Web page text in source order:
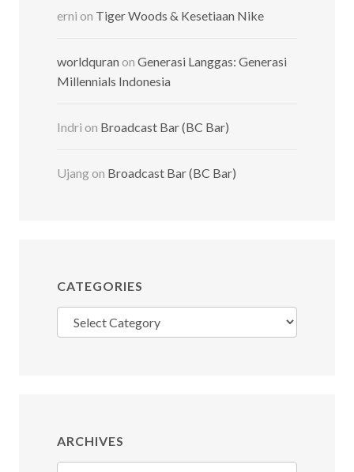
erni on Tiger Woods & Kesetiaan Nike
worldquran on Generasi Langgas: Generasi
Millennials Indonesia
Indri on Broadcast Bar (BC Bar)
Ujangon Broadcast Bar (BC Bar)
CATEGORIES
ARCHIVES